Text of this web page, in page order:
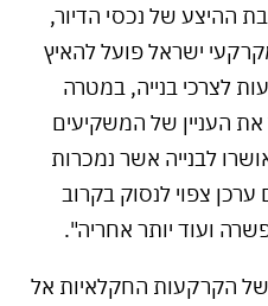
ההיצע של נכסי הדיור,
ישראל פועל להאיץ
לצרכי בנייה, במטרה
העניין של המשקיעים
לבנייה אשר נמכרות
צפוי לנסוק בקרוב
ועוד יותר אחריה".
של הקרקעות החקלאיות אל